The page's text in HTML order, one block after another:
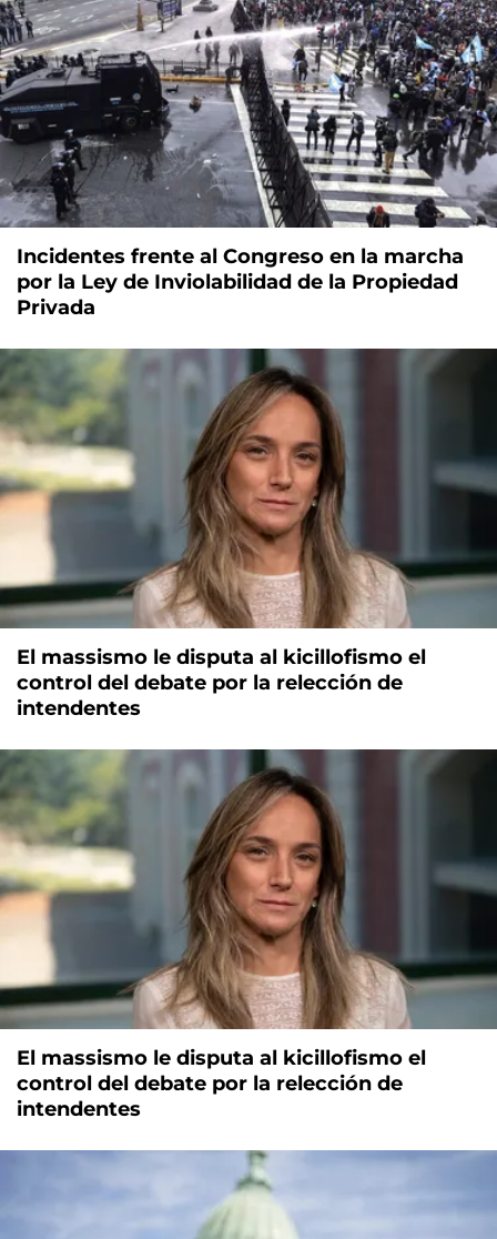
Incidentes frente al Congreso en la marcha
por la Ley de Inviolabilidad de la Propiedad
Privada
El massismo le disputa al kicillofismo el
control del debate por la relección de
intendentes
El massismo le disputa al kicillofismo el
control del debate por la relección de
intendentes